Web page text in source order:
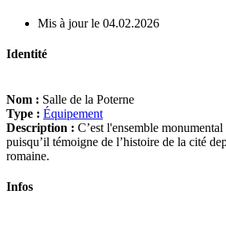
Mis à jour le 04.02.2026
Identité
Nom : Salle de la Poterne
Type : Équipement
Description : C’est l'ensemble
puisqu’il témoigne de l’histoire de la cité
romaine.
Infos